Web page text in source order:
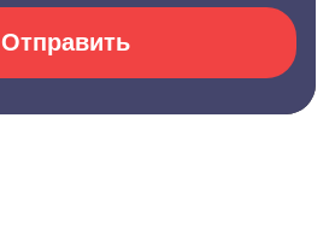
Отправить